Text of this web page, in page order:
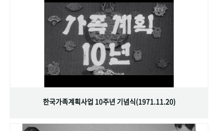
한국가족계획사업 10주년 기념식(1971.11.20)